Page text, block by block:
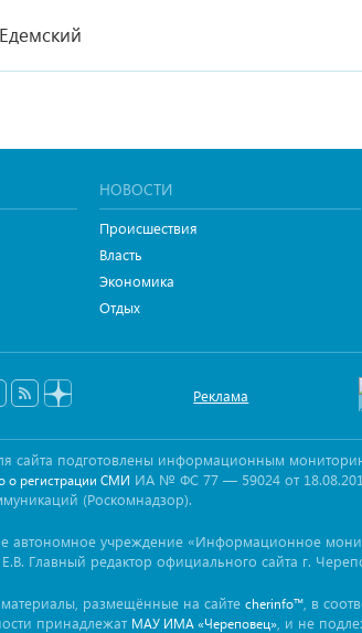
НОВОСТИ
Происшествия
Власть
Экономика
Отдых
Реклама
сайта подготовлены информационным
о регистрации СМИ ИА № ФС 77 — 59024 от
(Роскомнадзор).
автономное учреждение «Информационное
Главный редактор официального сайта г.
размещённые на сайте cherinfo™ , в
принадлежат МАУ ИМА «Череповец» , и не